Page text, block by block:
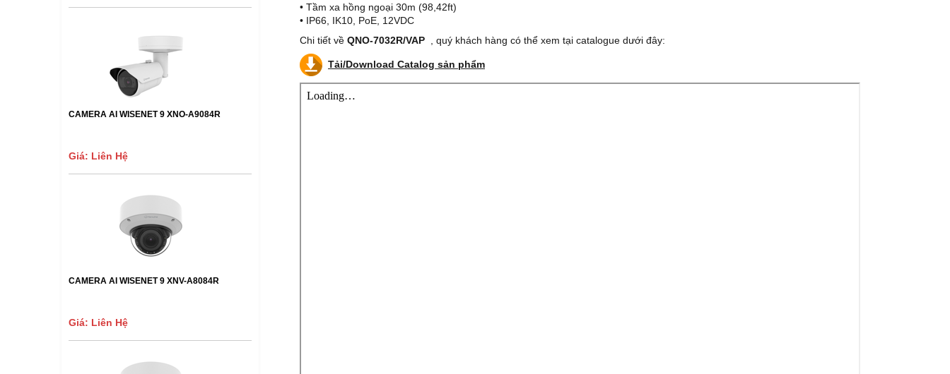
CAMERA AI WISENET 9 XNO-A9084R
Giá: Liên Hệ
CAMERA AI WISENET 9 XNV-A8084R
Giá: Liên Hệ
• Tầm xa hồng ngoại 30m (98,42ft)
• IP66, IK10, PoE, 12VDC
Chi tiết về QNO-7032R/VAP , quý khách hàng có thể xem tại catalogue dưới đây:
Tải/Download Catalog sản phẩm